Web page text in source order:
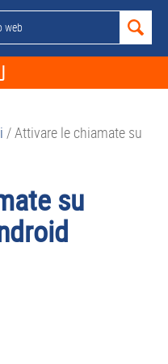
/Attivare le chiamate su
su